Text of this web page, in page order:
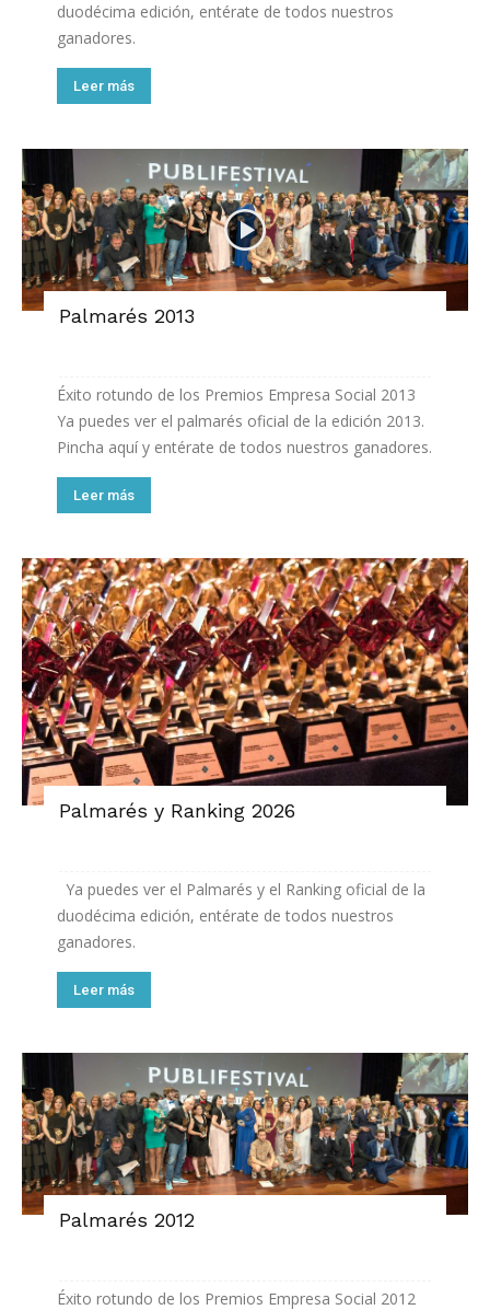
duodécima edición, entérate de todos nuestros
ganadores.
Leer más
Palmarés 2013
Éxito rotundo de los Premios Empresa Social 2013
Ya puedes ver el palmarés oficial de la edición 2013.
Pincha aquí y entérate de todos nuestros ganadores.
Leer más
Palmarés y Ranking 2026
Ya puedes ver el Palmarés y el Ranking oficial de la
duodécima edición, entérate de todos nuestros
ganadores.
Leer más
Palmarés 2012
Éxito rotundo de los Premios Empresa Social 2012